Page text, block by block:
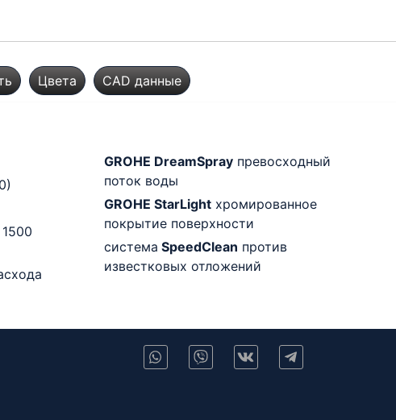
Цвета CAD данные
GROHE DreamSprayпревосходный
поток воды
GROHE StarLightхромированное
покрытие поверхности
система SpeedClean против
известковых отложений